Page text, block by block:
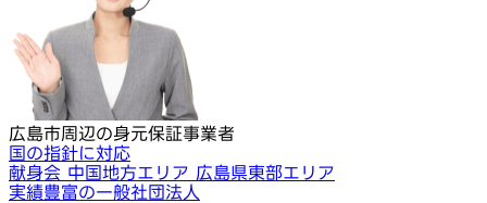
広島市周辺の身元保証事業者
国の指針に対応
献身会 中国地方エリア 広島県東部エリア
実績豊富の一般社団法人